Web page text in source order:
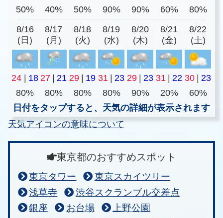
50%
40% 50% 90% 90% 60% 80%
8/16
(日)
8/17
(月)
8/18
(火)
8/19
(水)
8/20
(木)
8/21
(金)
8/22
(土)
24 | 18 27 | 21 29 | 19 31 | 23 29 | 23 31 | 22 30 | 23
80%
80% 80% 80% 90% 20%
60%
日付をタップすると、天気の詳細が表示されます
天気アイコンの意味について
東京都のおすすめスポット
東京タワー
東京スカイツリー
浅草寺
渋谷スクランブル交差点
銀座
お台場
上野公園